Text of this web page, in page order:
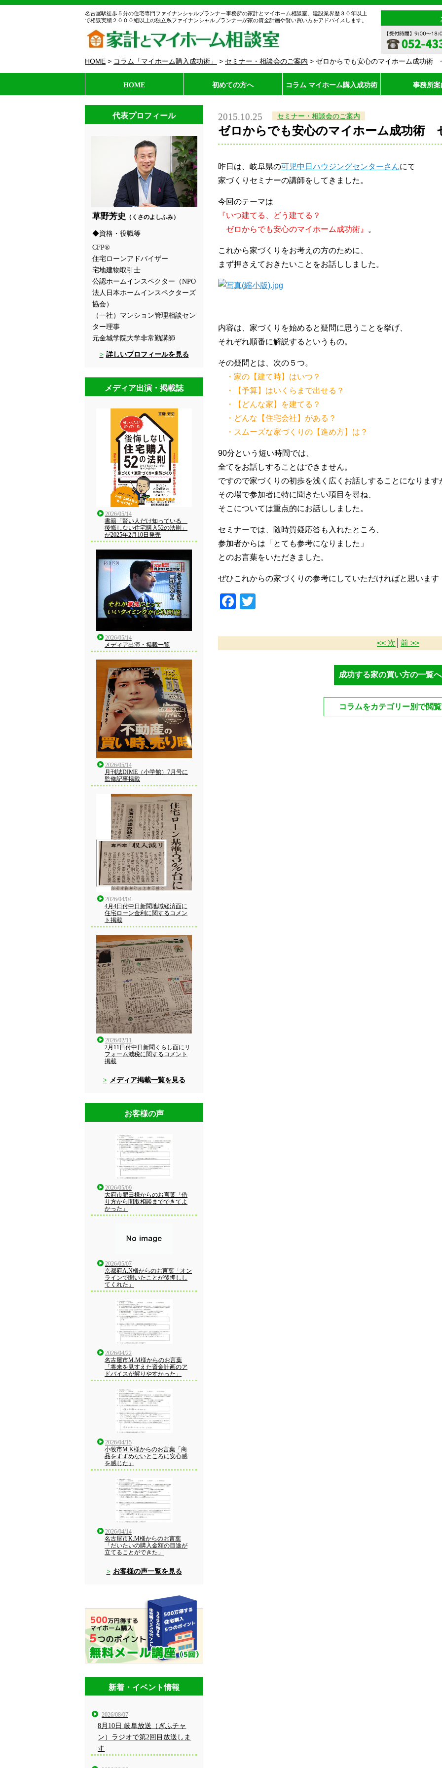
名古屋駅徒歩５分の住宅専門ファイナンシャルプランナー事務所の家計とマイホーム相談室。建設業界歴３０年以上
で相談実績２０００組以上の独立系ファイナンシャルプランナーが家の資金計画や賢い買い方をアドバイスします。
HOME > コラム「マイホーム購入成功術」 > セミナー・相談会のご案内 > ゼロからでも安心のマイホーム成功術
HOME 初めての方へ コラム マイホーム購入成功術 事務所案
2015.10.25 セミナー・相談会のご案内
ゼロからでも安心のマイホーム成功術
昨日は、岐阜県の可児中日ハウジングセンターさんにて
家づくりセミナーの講師をしてきました。
今回のテーマは
『いつ建てる、どう建てる？
ゼロからでも安心のマイホーム成功術』 。
これから家づくりをお考えの方のために、
まず押さえておきたいことをお話ししました。
内容は、家づくりを始めると疑問に思うことを挙げ、
それぞれ順番に解説するというもの。
その疑問とは、次の５つ。
・家の【建て時】はいつ？
・【予算】はいくらまで出せる？
・【どんな家】を建てる？
・どんな【住宅会社】がある？
・スムーズな家づくりの【進め方】は？
90分という短い時間では、
全てをお話しすることはできません。
ですので家づくりの初歩を浅く広くお話しすることになります
その場で参加者に特に聞きたい項目を尋ね、
そこについては重点的にお話ししました。
セミナーでは、随時質疑応答も入れたところ、
参加者からは「とても参考になりました」
とのお言葉をいただきました。
ぜひこれからの家づくりの参考にしていただければと思います
Facebook
<< 次 前 >>
成功する家の買い方の一覧
コラムをカテゴリー別で閲
代表プロフィール
草野芳史 （くさのよしふみ）
資格・役職等
CFP®
住宅ローンアドバイザー
宅地建物取引士
公認ホームインスペクター（NPO
法人日本ホームインスペクターズ
協会）
（一社）マンション管理相談セン
ター理事
元金城学院大学非常勤講師
詳しいプロフィールを見る
メディア出演・掲載誌
2026/05/14
書籍「賢い人だけ知っている
後悔しない住宅購入52の法則」
が2025年2月10日発売
2026/05/14
メディア出演・掲載一覧
2026/05/14
月刊誌DIME（小学館）7月号に
監修記事掲載
2026/04/04
4月4日付中日新聞地域経済面に
住宅ローン金利に関するコメン
ト掲載
2026/02/11
2月11日付中日新聞くらし面にリ
フォーム減税に関するコメント
掲載
メディア掲載一覧を見る
お客様の声
2026/05/09
大府市肥田様からのお言葉「借
り方から間取相談までできてよ
かった」
2026/05/07
京都府A.N様からのお言葉「オン
ラインで聞いたことが後押しし
てくれた」
2026/04/22
名古屋市M.M様からのお言葉
「将来を見すえた資金計画のア
ドバイスが解りやすかった」
2026/04/15
小牧市M.K様からのお言葉「商
品をすすめないところに安心感
を感じた」
2026/04/14
名古屋市K.M様からのお言葉
「だいたいの購入金額の目途が
立てることができた」
お客様の声一覧を見る
新着・イベント情報
2026/08/07
8月10日 岐阜放送（ぎふチャ
ン）ラジオで第2回目放送しま
す